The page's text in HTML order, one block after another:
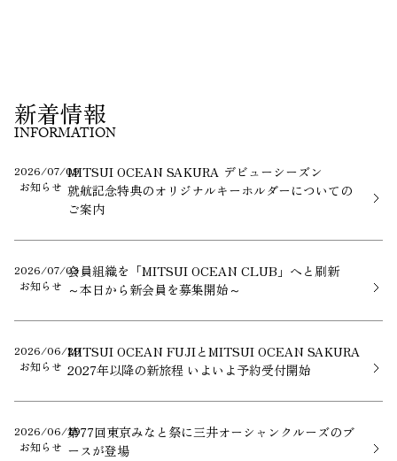
新着情報
INFORMATION
2026/07/09
お知らせ
MITSUI OCEAN SAKURA デビューシーズン
就航記念特典のオリジナルキーホルダーについての
ご案内
2026/07/03
お知らせ
会員組織を「MITSUI OCEAN CLUB」へと刷新
～本日から新会員を募集開始～
2026/06/29
お知らせ
MITSUI OCEAN FUJIとMITSUI OCEAN SAKURA
2027年以降の新旅程 いよいよ予約受付開始
2026/06/19
お知らせ
第77回東京みなと祭に三井オーシャンクルーズのブ
ースが登場